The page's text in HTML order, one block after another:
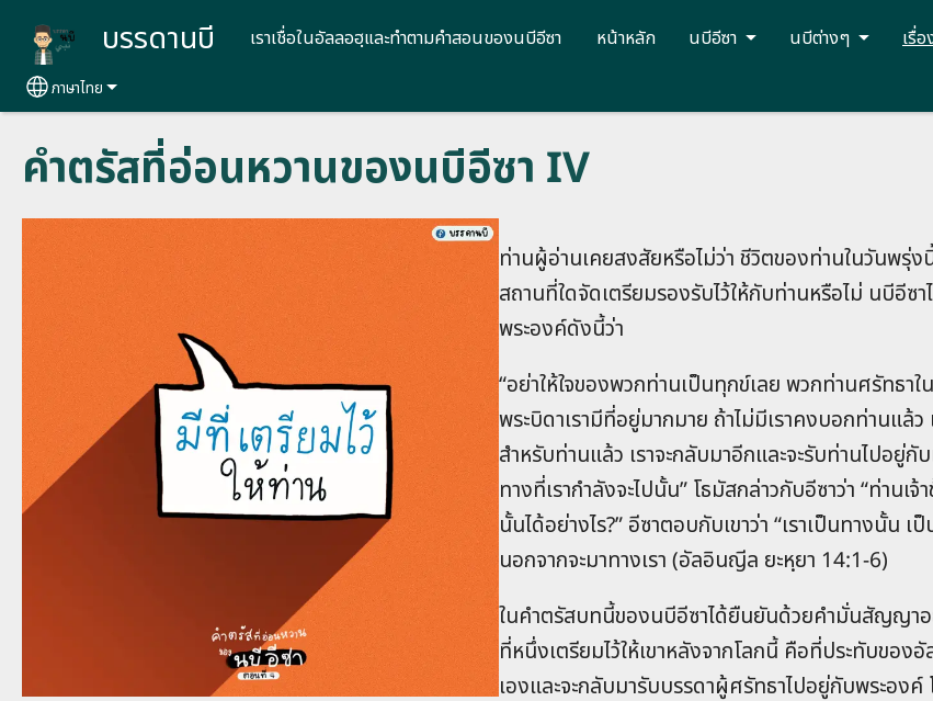
บรรดานบี เราเชื่อในอัลลอฮฺและทำตามคำสอนของนบีอีซา หน้าหลัก นบีอีซา นบีต่างๆ เรื่
Select your language
ภาษาไทย
คำตรัสที่อ่อนหวานของนบีอีซา IV
ท่านผู้อ่านเคยสงสัยหรือไม่ว่า ชีวิตของท่านในวันพรุ่
สถานที่ใดจัดเตรียมรองรับไว้ให้กับท่านหรือไม่ นบีอี
พระองค์ดังนี้ว่า
“อย่าให้ใจของพวกท่านเป็นทุกข์เลย พวกท่านศรัท‍ธา
พระ‍บิดาเรามีที่‍อยู่มากมาย ถ้าไม่‍มีเราคงบอกท่านแล้ว
สำ‌หรับท่านแล้ว เราจะกลับมาอีกและจะรับท่านไปอยู่
ทางที่เรากำ‌ลังจะไปนั้น” โธ‌มัสกล่าวกับอี‍ซาว่า “ท่านเ
นั้นได้อย่าง‍ไร?” อี‍ซาตอบกับเขาว่า “เราเป็นทางนั้น
นอก‍จากจะมาทางเรา (อัลอินญีล ยะหฺยา 14:1-6)
ในคำตรัสบทนี้ของนบีอีซาได้ยืนยันด้วยคำมั่นสัญญาอ
ที่หนึ่งเตรียมไว้ให้เขาหลังจากโลกนี้ คือที่ประทับขอ
เองและจะกลับมารับบรรดาผู้ศรัทธาไปอยู่กับพระอง